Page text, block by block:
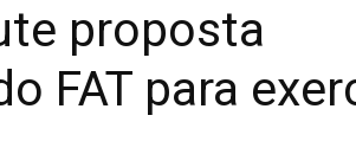
proposta
FAT para